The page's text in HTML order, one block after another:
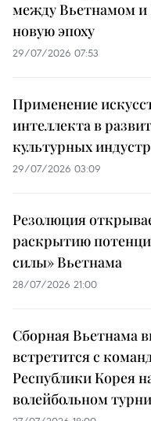
между Вьетнамом и
новую эпоху
29/07/2026 07:53
Применение
интеллекта в
культурных
29/07/2026 03:09
Резолюция
раскрытию
силы» Вьетнама
28/07/2026 21:00
Сборная Вьетнама
встретится с
Республики Корея
волейбольном